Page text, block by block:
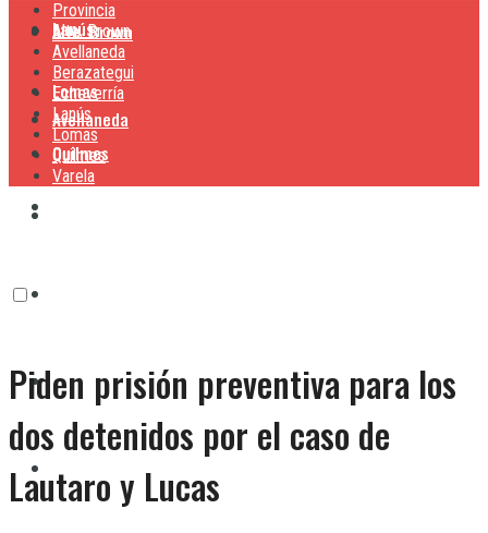
Lanús
Lomas
Quilmes
Alte. Brown
Avellaneda
Lanús
Provincia
Alte. Brown
Avellaneda
Berazategui
Echeverría
Lanús
Lomas
Quilmes
Varela
Piden prisión preventiva para los
dos detenidos por el caso de
Lautaro y Lucas